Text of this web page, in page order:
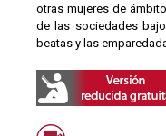
otras mujeres de
de las sociedades
beatas y las